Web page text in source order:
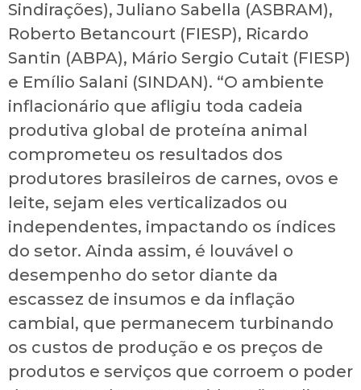
Sindirações), Juliano Sabella (ASBRAM),
Roberto Betancourt (FIESP), Ricardo
Santin (ABPA), Mário Sergio Cutait (FIESP)
e Emílio Salani (SINDAN). “O ambiente
inflacionário que afligiu toda cadeia
produtiva global de proteína animal
comprometeu os resultados dos
produtores brasileiros de carnes, ovos e
leite, sejam eles verticalizados ou
independentes, impactando os índices
do setor. Ainda assim, é louvável o
desempenho do setor diante da
escassez de insumos e da inflação
cambial, que permanecem turbinando
os custos de produção e os preços de
produtos e serviços que corroem o poder